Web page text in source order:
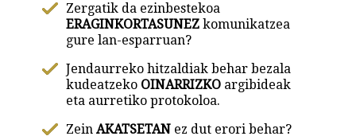
Zergatik da ezinbestekoa
ERAGINKORTASUNEZkomunikatzea
gure lan-esparruan?
Jendaurreko hitzaldiak behar bezala
kudeatzeko OINARRIZKOargibideak
eta aurretiko protokoloa.
Zein AKATSETANez dut erori behar?